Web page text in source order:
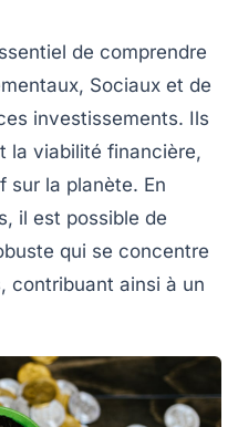
de comprendre
Sociaux et de
investissements. Ils
la viabilité financière,
sur la planète. En
il est possible de
qui se concentre
contribuant ainsi à un